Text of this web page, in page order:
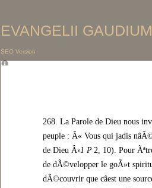
EVANGELII
268. La Parole de Dieu nous
peuple : Â« Vous qui jadis
de Dieu Â» (1 P 2, 10). Pour
de dÃ©velopper le goÃ»t
dÃ©couvrir que câest une
SEO Version